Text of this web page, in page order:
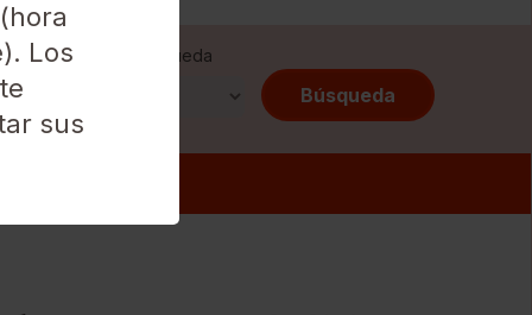
Radio de búsqueda
Búsqueda
Los
sus